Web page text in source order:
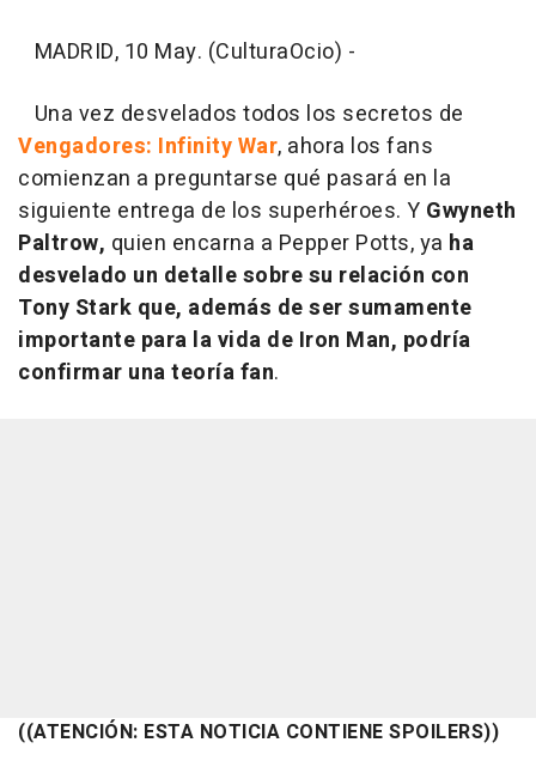
MADRID, 10 May. (CulturaOcio) -
Una vez desvelados todos los secretos de
Vengadores: Infinity War, ahora los fans
comienzan a preguntarse qué pasará en la
siguiente entrega de los superhéroes. Y Gwyneth
Paltrow, quien encarna a Pepper Potts, ya ha
desvelado un detalle sobre su relación con
Tony Stark que, además de ser sumamente
importante para la vida de Iron Man, podría
confirmar una teoría fan.
((ATENCIÓN: ESTA NOTICIA CONTIENE SPOILERS))